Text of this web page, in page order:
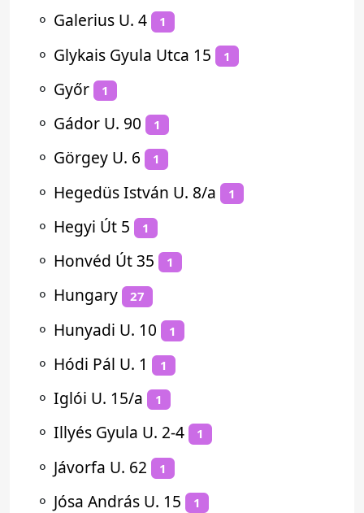
⚬ Galerius U. 4 1
⚬ Glykais Gyula Utca 15 1
⚬ Győr 1
⚬ Gádor U. 90 1
⚬ Görgey U. 6 1
⚬ Hegedüs István U. 8/a 1
⚬ Hegyi Út 5 1
⚬ Honvéd Út 35 1
⚬ Hungary 27
⚬ Hunyadi U. 10 1
⚬ Hódi Pál U. 1 1
⚬ Iglói U. 15/a 1
⚬ Illyés Gyula U. 2-4 1
⚬ Jávorfa U. 62 1
⚬ Jósa András U. 15 1